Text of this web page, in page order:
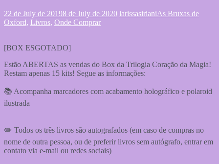
22 de July de 20198 de July de 2020 larissasirianiAs Bruxas de
Oxford, Livros, Onde Comprar
[BOX ESGOTADO]
Estão ABERTAS as vendas do Box da Trilogia Coração da Magia!
Restam apenas 15 kits! Segue as informações:
📚 Acompanha marcadores com acabamento holográfico e polaroid
ilustrada
✏️ Todos os três livros são autografados (em caso de compras no
nome de outra pessoa, ou de preferir livros sem autógrafo, entrar em
contato via e-mail ou redes sociais)